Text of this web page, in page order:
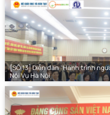
[SỐ 13] Diễn đàn “Hành trình
Nội Vụ Hà Nội